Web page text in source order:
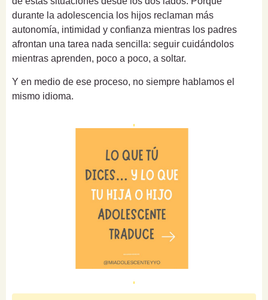
durante la adolescencia los hijos reclaman más
autonomía, intimidad y confianza mientras los padres
afrontan una tarea nada sencilla: seguir cuidándolos
mientras aprenden, poco a poco, a soltar.
Y en medio de ese proceso, no siempre hablamos el
mismo idioma.